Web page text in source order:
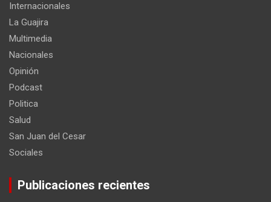
Internacionales
La Guajira
Multimedia
Nacionales
Opinión
Podcast
Politica
Salud
San Juan del Cesar
Sociales
Publicaciones recientes